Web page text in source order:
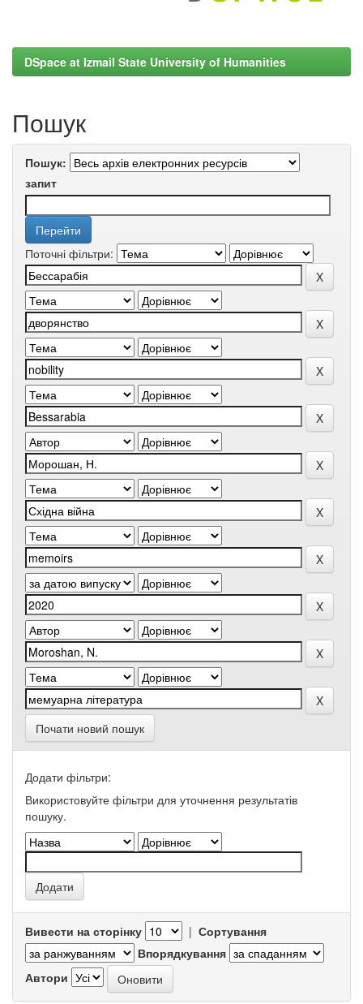
DSpace at Izmail State University of Humanities
Пошук
Пошук:
запит
Поточні фільтри:
Почати новий пошук
Додати фільтри:
Використовуйте фільтри для уточнення результатів
пошуку.
Вивести на сторінку | Сортування
Впорядкування
Автори